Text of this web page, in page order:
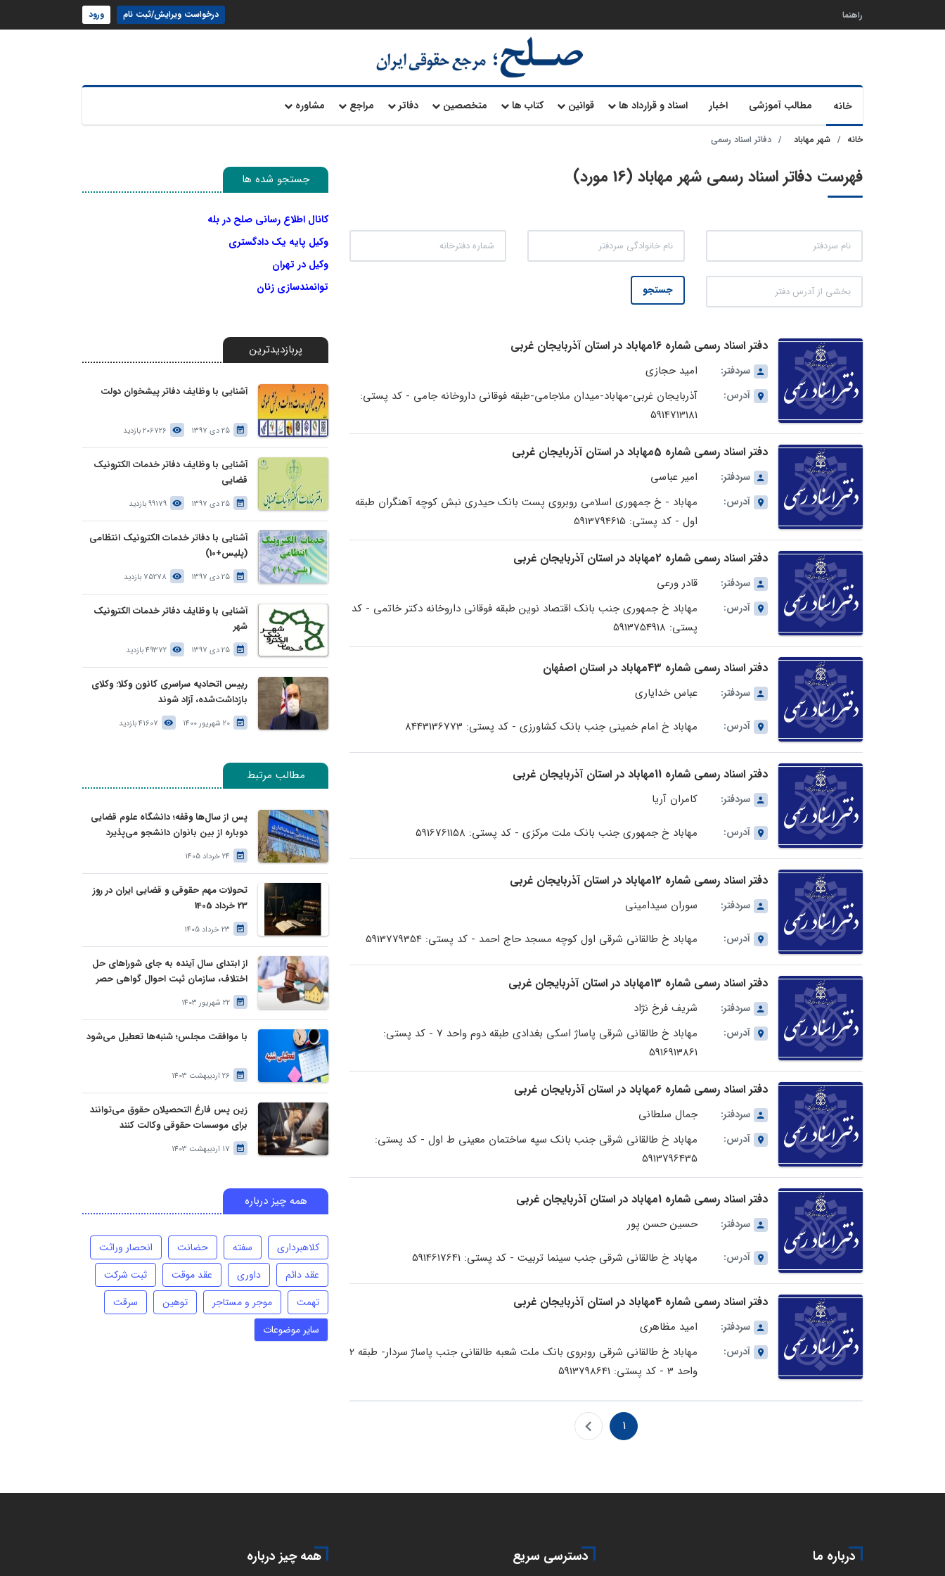
راهنما درخواست ویرایش/ثبت نام ورود
خانه مطالب آموزشی اخبار اسناد و قرارداد ها قوانین کتاب ها متخصصین دفاتر مراجع مشاوره
خانه شهر مهاباد دفاتر اسناد رسمی
فهرست دفاتر اسناد رسمی شهر مهاباد (16 مورد)
جستجو
دفتر اسناد رسمی شماره 16مهاباد در استان آذربایجان غربی
سردفتر: امید حجازی
آدرس:
آذربایجان غربی-مهاباد-میدان ملاجامی-طبقه فوقانی داروخانه جامی - کد پستی:
5914713181
دفتر اسناد رسمی شماره 5مهاباد در استان آذربایجان غربی
سردفتر: امیر عباسی
آدرس:
مهاباد - خ جمهوری اسلامی روبروی پست بانک حیدری نبش کوچه آهنگران طبقه
اول - کد پستی: 5913794615
دفتر اسناد رسمی شماره 2مهاباد در استان آذربایجان غربی
سردفتر: قادر ورعی
آدرس:
مهاباد خ جمهوری جنب بانک اقتصاد نوین طبقه فوقانی داروخانه دکتر خاتمی - کد
پستی: 5913754918
دفتر اسناد رسمی شماره 43مهاباد در استان اصفهان
سردفتر: عباس خدایاری
آدرس: مهاباد خ امام خمینی جنب بانک کشاورزی - کد پستی: 8443136773
دفتر اسناد رسمی شماره 11مهاباد در استان آذربایجان غربی
سردفتر: کامران آریا
آدرس: مهاباد خ جمهوری جنب بانک ملت مرکزی - کد پستی: 5916761158
دفتر اسناد رسمی شماره 12مهاباد در استان آذربایجان غربی
سردفتر: سوران سیدامینی
آدرس: مهاباد خ طالقانی شرقی اول کوچه مسجد حاج احمد - کد پستی: 5913779354
دفتر اسناد رسمی شماره 13مهاباد در استان آذربایجان غربی
سردفتر: شریف فرخ نژاد
آدرس:
مهاباد خ طالقانی شرقی پاساژ اسکی بغدادی طبقه دوم واحد 7 - کد پستی:
5916913861
دفتر اسناد رسمی شماره 6مهاباد در استان آذربایجان غربی
سردفتر: جمال سلطانی
آدرس:
مهاباد خ طالقانی شرقی جنب بانک سپه ساختمان معینی ط اول - کد پستی:
5913796435
دفتر اسناد رسمی شماره 1مهاباد در استان آذربایجان غربی
سردفتر: حسین حسن پور
آدرس: مهاباد خ طالقانی شرقی جنب سینما تربیت - کد پستی: 5914617641
دفتر اسناد رسمی شماره 4مهاباد در استان آذربایجان غربی
سردفتر: امید مظاهری
آدرس:
مهاباد خ طالقانی شرقی روبروی بانک ملت شعبه طالقانی جنب پاساژ سردار- طبقه 2
واحد 3 - کد پستی: 5913798641
1
جستجو شده ها
کانال اطلاع رسانی صلح در بله
وکیل پایه یک دادگستری
وکیل در تهران
توانمندسازی زنان
پربازدیدترین
آشنایی با وظایف دفاتر پیشخوان دولت
25 دی 1397 206726 بازدید
آشنایی با وظایف دفاتر خدمات الکترونیک
قضایی
25 دی 1397 99179 بازدید
آشنایی با دفاتر خدمات الکترونیک انتظامی
(پلیس+10)
25 دی 1397 75278 بازدید
آشنایی با وظایف دفاتر خدمات الکترونیک
شهر
25 دی 1397 49372 بازدید
رییس اتحادیه سراسری کانون وکلا: وکلای
بازداشت‌شده، آزاد شوند
20 شهریور 1400 41607 بازدید
مطالب مرتبط
پس از سال‌ها وقفه؛ دانشگاه علوم قضایی
دوباره از بین بانوان دانشجو می‌پذیرد
24 خرداد 1405
تحولات مهم حقوقی و قضایی ایران در روز
23 خرداد 1405
23 خرداد 1405
از ابتدای سال آینده به جای شوراهای حل
اختلاف، سازمان ثبت احوال گواهی حصر
وراثت بدون نیاز به درخواست وراث صادر
خواهد کرد
22 شهریور 1403
با موافقت مجلس؛ شنبه‌ها تعطیل می‌شود
26 اردیبهشت 1403
زین پس فارغ التحصیلان حقوق می‌توانند
برای موسسات حقوقی وکالت کنند
17 اردیبهشت 1403
همه چیز درباره
کلاهبرداری سفته حضانت
انحصار وراثت
عقد دائم
داوری عقد موقت
ثبت شرکت
تهمت
موجر و مستاجر توهین
سرقت
سایر موضوعات
درباره ما دسترسی سریع همه چیز درباره